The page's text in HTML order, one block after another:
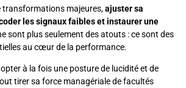
transformations majeures,ajuster sa
les signaux faibles et instaurer une
sont plus seulement des atouts : ce sont des
au cœur de la performance.
à la fois une posture de lucidité et de
tirer sa force managériale de facultés